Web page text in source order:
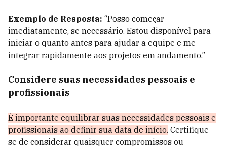
Exemplo de Resposta: “Posso começar
imediatamente, se necessário. Estou disponível para
iniciar o quanto antes para ajudar a equipe e me
integrar rapidamente aos projetos em andamento.”
Considere suas necessidades pessoais e
profissionais
É importante equilibrar suas necessidades pessoais e
profissionais ao definir sua data de início. Certifique-
se de considerar quaisquer compromissos ou